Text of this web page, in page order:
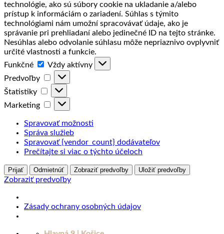
technológie, ako sú súbory cookie na ukladanie a/alebo
prístup k informáciám o zariadení. Súhlas s týmito
technológiami nám umožní spracovávať údaje, ako je
správanie pri prehliadaní alebo jedinečné ID na tejto stránke.
Nesúhlas alebo odvolanie súhlasu môže nepriaznivo ovplyvniť
určité vlastnosti a funkcie.
Funkčné
Funkčné
Vždy aktívny
Predvoľby
Predvoľby
Štatistiky Štatistiky
Marketing Marketing
Spravovať možnosti
Správa služieb
Spravovať {vendor_count} dodávateľov
Prečítajte si viac o týchto účeloch
Prijať Odmietnúť Zobraziť predvoľby Uložiť predvoľby
Zobraziť predvoľby
Zásady ochrany osobných údajov